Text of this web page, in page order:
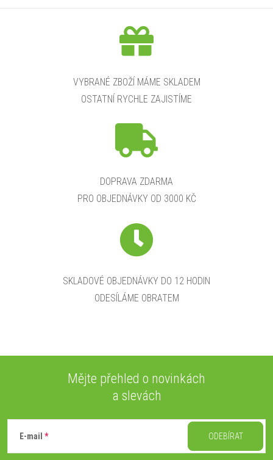
VYBRANÉ ZBOŽÍ MÁME SKLADEM
OSTATNÍ RYCHLE ZAJISTÍME
DOPRAVA ZDARMA
PRO OBJEDNÁVKY OD 3000 KČ
SKLADOVÉ OBJEDNÁVKY DO 12 HODIN
ODESÍLÁME OBRATEM
Mějte přehled o novinkách
a slevách
E-mail ODEBÍRAT